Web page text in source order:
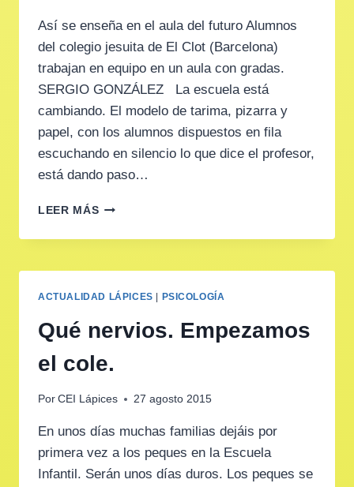
Así se enseña en el aula del futuro Alumnos
del colegio jesuita de El Clot (Barcelona)
trabajan en equipo en un aula con gradas.
SERGIO GONZÁLEZ La escuela está
cambiando. El modelo de tarima, pizarra y
papel, con los alumnos dispuestos en fila
escuchando en silencio lo que dice el profesor,
está dando paso…
LEER MÁSREVOLUCIÓN
LA
ACTUALIDAD LÁPICES PSICOLOGÍA
Qué nervios. Empezamos
el cole.
Por CEI Lápices 27 agosto 2015
En unos días muchas familias dejáis por
primera vez a los peques en la Escuela
Infantil. Serán unos días duros. Los peques se